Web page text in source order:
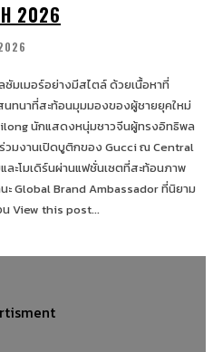
2026
ซัมเมอร์อย่างมีสไตล์ ด้วยเนื้อหาที่
ทนาที่สะท้อนมุมมองของผู้ชายยุคใหม่
นักแสดงหนุ่มชาวจีนผู้ทรงอิทธิพล
ร่วมงานเปิดบูติกของ Gucci ณ Central
ะโมเดิร์นผ่านแฟชั่นเซตที่สะท้อนภาพ
Global Brand Ambassador ที่นิยาม
ความหรูหราแบบร่วมสมัยได้อย่างชัดเจน View this post...